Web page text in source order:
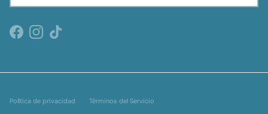
Facebook
Instagram
TikTok
Política de privacidad Términos del Servicio